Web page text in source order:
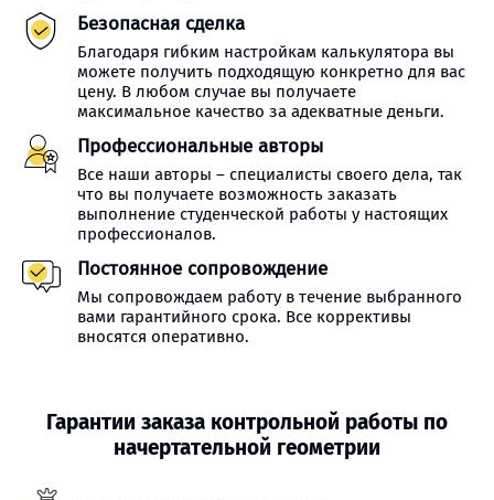
Безопасная сделка
Благодаря гибким настройкам калькулятора вы
можете получить подходящую конкретно для вас
цену. В любом случае вы получаете
максимальное качество за адекватные деньги.
Профессиональные авторы
Все наши авторы – специалисты своего дела, так
что вы получаете возможность заказать
выполнение студенческой работы у настоящих
профессионалов.
Постоянное сопровождение
Мы сопровождаем работу в течение выбранного
вами гарантийного срока. Все коррективы
вносятся оперативно.
Гарантии заказа контрольной работы по
начертательной геометрии